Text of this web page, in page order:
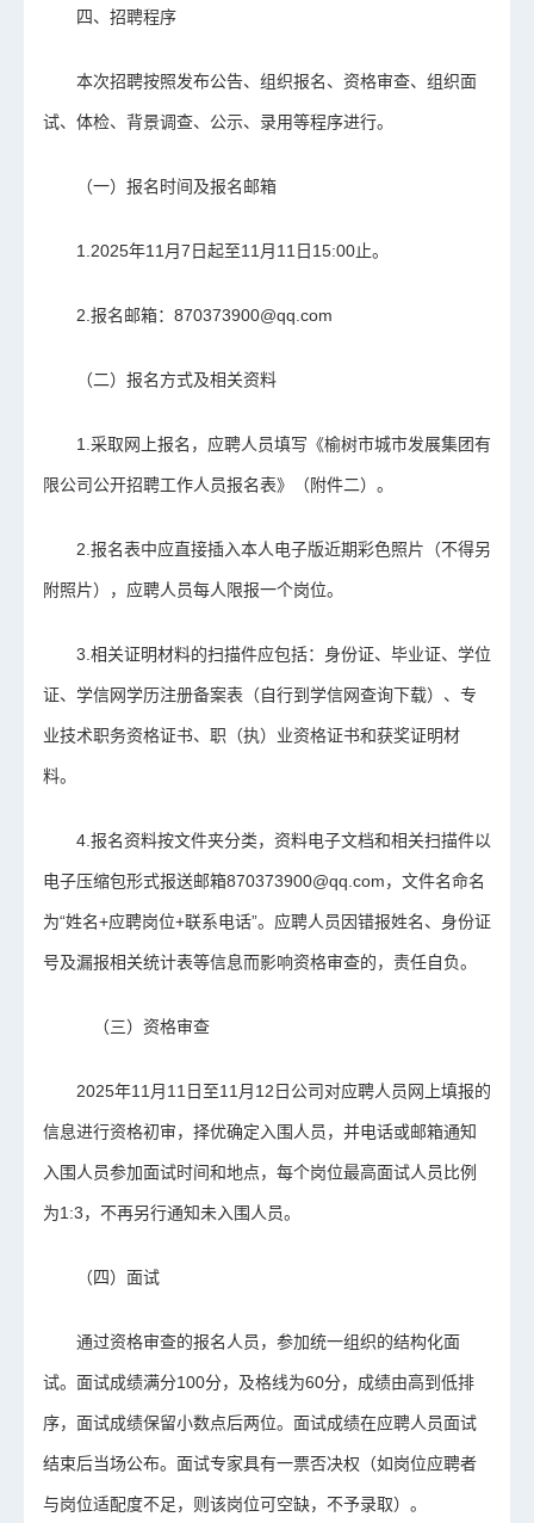
四、招聘程序
本次招聘按照发布公告、组织报名、资格审查、组织面
试、体检、背景调查、公示、录用等程序进行。
（一）报名时间及报名邮箱
1.2025年11月7日起至11月11日15:00止。
2.报名邮箱：870373900@qq.com
（二）报名方式及相关资料
1.采取网上报名，应聘人员填写《榆树市城市发展集团有
限公司公开招聘工作人员报名表》（附件二）。
2.报名表中应直接插入本人电子版近期彩色照片（不得另
附照片），应聘人员每人限报一个岗位。
3.相关证明材料的扫描件应包括：身份证、毕业证、学位
证、学信网学历注册备案表（自行到学信网查询下载）、专
业技术职务资格证书、职（执）业资格证书和获奖证明材
料。
4.报名资料按文件夹分类，资料电子文档和相关扫描件以
电子压缩包形式报送邮箱870373900@qq.com，文件名命名
为“姓名+应聘岗位+联系电话”。应聘人员因错报姓名、身份证
号及漏报相关统计表等信息而影响资格审查的，责任自负。
（三）资格审查
2025年11月11日至11月12日公司对应聘人员网上填报的
信息进行资格初审，择优确定入围人员，并电话或邮箱通知
入围人员参加面试时间和地点，每个岗位最高面试人员比例
为1:3，不再另行通知未入围人员。
（四）面试
通过资格审查的报名人员，参加统一组织的结构化面
试。面试成绩满分100分，及格线为60分，成绩由高到低排
序，面试成绩保留小数点后两位。面试成绩在应聘人员面试
结束后当场公布。面试专家具有一票否决权（如岗位应聘者
与岗位适配度不足，则该岗位可空缺，不予录取）。